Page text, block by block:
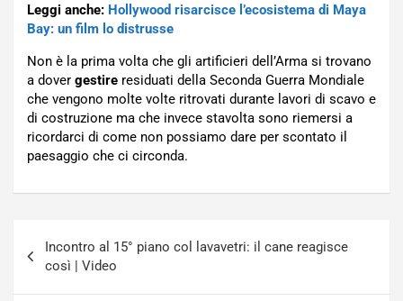
Leggi anche: Hollywood risarcisce l’ecosistema di Maya
Bay: un film lo distrusse
Non è la prima volta che gli artificieri dell’Arma si trovano
a dover gestire residuati della Seconda Guerra Mondiale
che vengono molte volte ritrovati durante lavori di scavo e
di costruzione ma che invece stavolta sono riemersi a
ricordarci di come non possiamo dare per scontato il
paesaggio che ci circonda.
articoli
Incontro al 15° piano col lavavetri: il cane reagisce
così | Video